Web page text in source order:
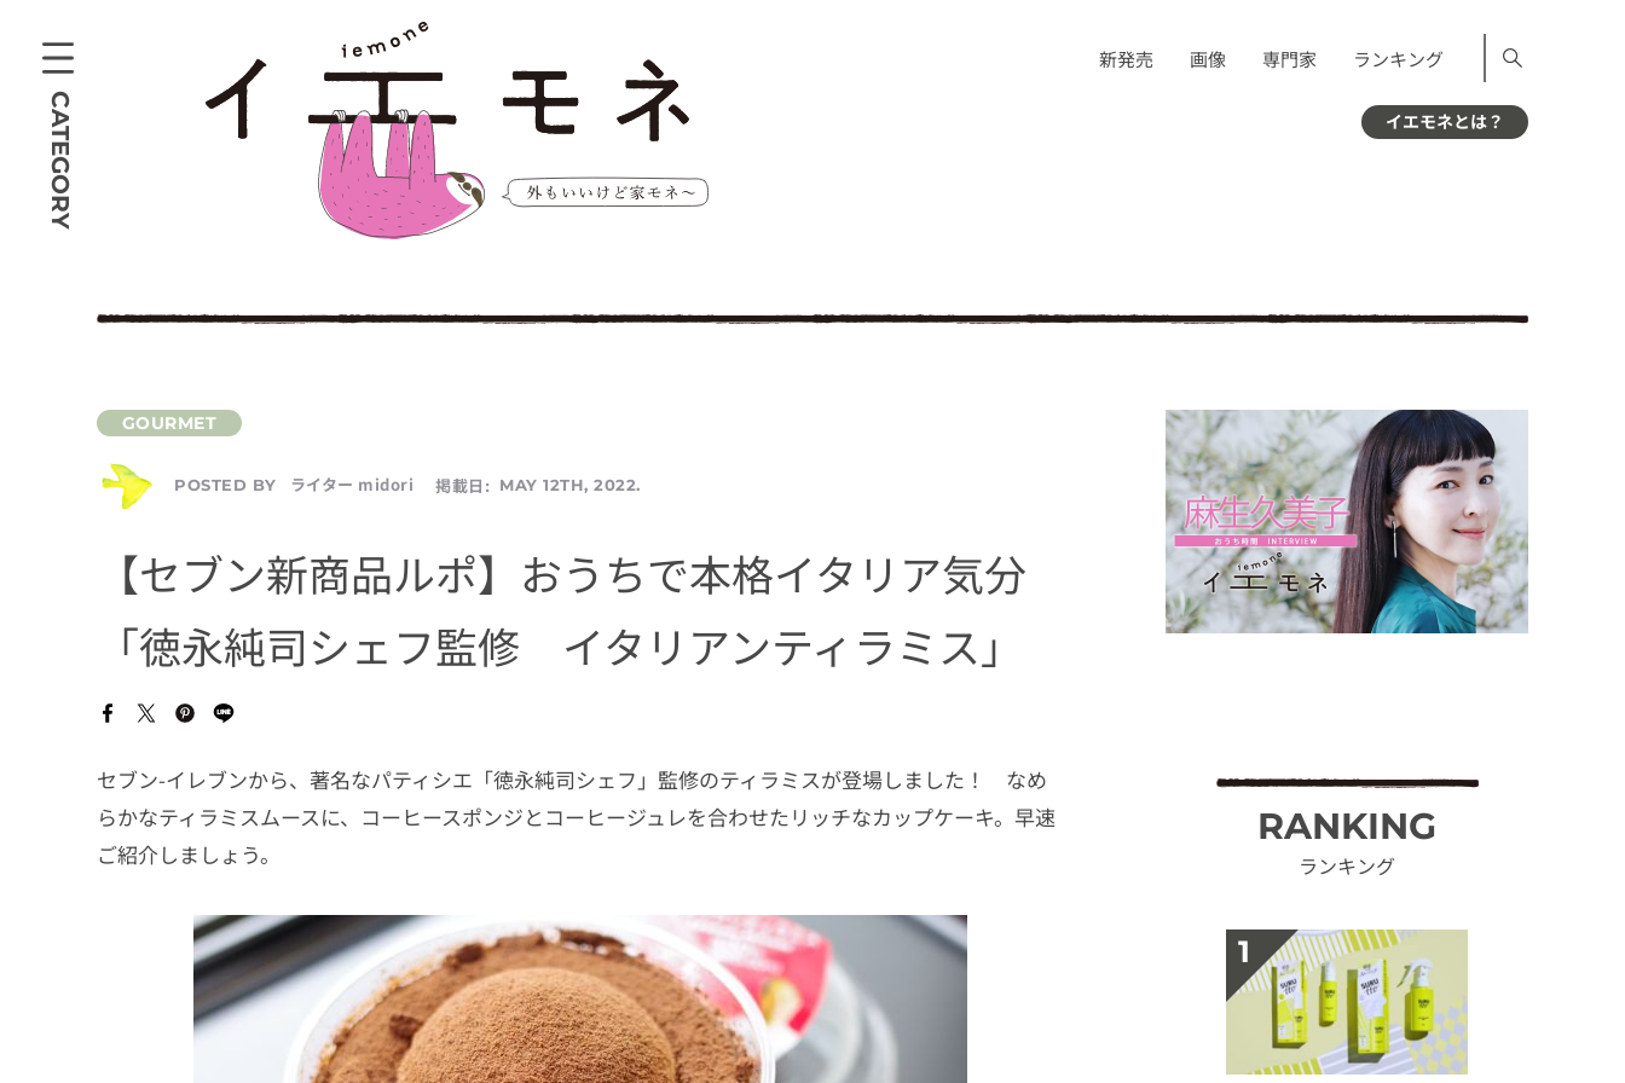
CATEGORY
新発売 画像 専門家 ランキング
イエモネとは？
POSTED BY ライター midori 掲載日: MAY 12TH, 2022.
【セブン新商品ルポ】おうちで本格イタリア気分
「徳永純司シェフ監修 イタリアンティラミス」
セブン-イレブンから、著名なパティシエ「徳永純司シェフ」監修のティラミスが登場しました！ なめ
らかなティラミスムースに、コーヒースポンジとコーヒージュレを合わせたリッチなカップケーキ。早速
ご紹介しましょう。
RANKING
ランキング